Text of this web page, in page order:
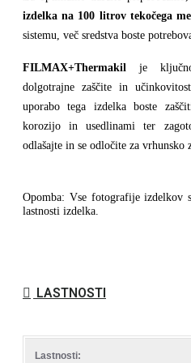
izdelka na 100 litrov tekočega
sistemu, več sredstva boste
FILMAX+Thermakil
je
dolgotrajne zaščite in
uporabo tega izdelka boste
korozijo in usedlinami ter
odlašajte in se odločite za vrhunsko
Opomba: Vse fotografije izdelkov
lastnosti izdelka.
LASTNOSTI
Lastnosti: